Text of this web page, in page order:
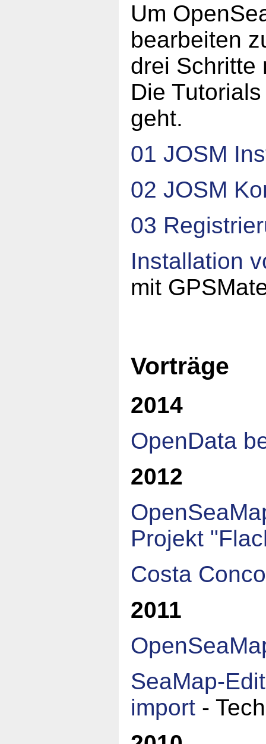
Um
bearbeiten
drei Schritte
Die
geht.
01 JOSM
02 JOSM
03
Installation
mit
Vorträge
2014
OpenData
2012
Projekt
Costa
2011
SeaMap-
import -